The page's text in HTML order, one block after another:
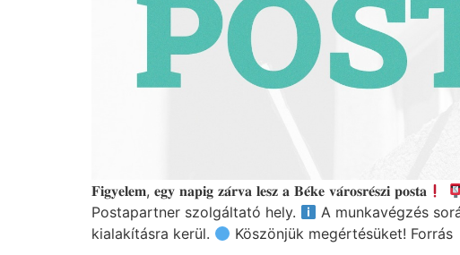
𝐅𝐢𝐠𝐲𝐞𝐥𝐞𝐦, 𝐞𝐠𝐲 𝐧𝐚𝐩𝐢𝐠 𝐳𝐚́𝐫𝐯𝐚 𝐥𝐞𝐬𝐳 𝐚 𝐁𝐞́𝐤𝐞 𝐯𝐚́𝐫𝐨𝐬𝐫𝐞́𝐬𝐳𝐢 𝐩𝐨𝐬𝐭𝐚
Postapartner szolgáltató hely.
A munkavégzés
kialakításra kerül.
Köszönjük megértésüket! Forrás